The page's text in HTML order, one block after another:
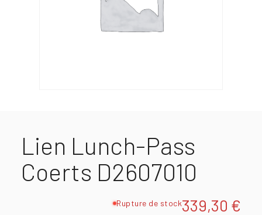
Lien Lunch-Pass
Coerts D2607010
339,30 €
Rupture de stock